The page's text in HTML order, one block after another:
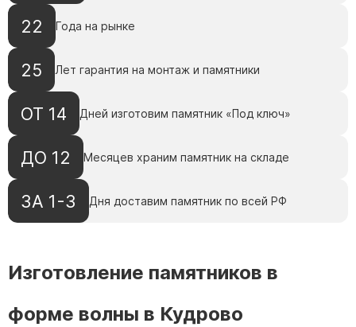
22 Года на рынке
25 Лет гарантия на монтаж и памятники
ОТ 14 Дней изготовим памятник «Под ключ»
ДО 12 Месяцев храним памятник на складе
ЗА 1-3 Дня доставим памятник по всей РФ
Изготовление памятников в
форме волны в Кудрово